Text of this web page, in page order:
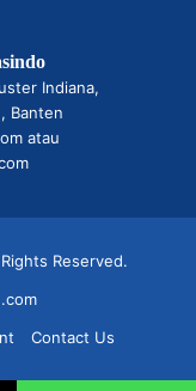
Indiana,
Banten
atau
Reserved.
Contact Us